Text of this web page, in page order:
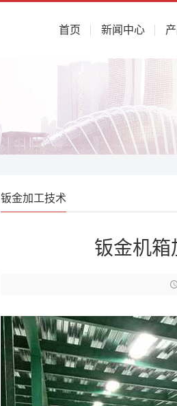
首页 新闻中心
钣金加工技术
钣金机箱